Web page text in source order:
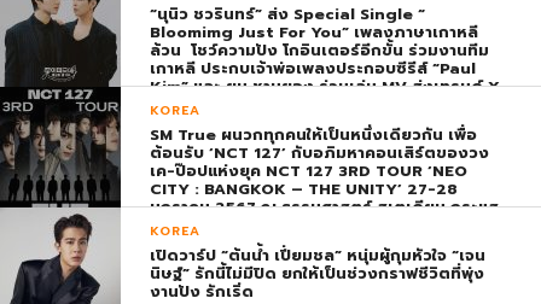
“นุนิว ชวรินทร์” ส่ง Special Single “
Bloomimg Just For You” เพลงภาษาเกาหลี
ล้วน โชว์ความปัง โกอินเตอร์อีกขั้น ร่วมงานทีม
เกาหลี ประกบเจ้าพ่อเพลงประกอบซีรีส์ “Paul
Kim” และ ยุน ชานยอง ร่วมเล่น MV ส่งเทรนด์ X
พุ่ง ติดอันดับ 1 โลก
KOREA
SM True ผนวกทุกคนให้เป็นหนึ่งเดียวกัน เพื่อ
ต้อนรับ ‘NCT 127’ กับอภิมหาคอนเสิร์ตของวง
เค-ป๊อปแห่งยุค NCT 127 3RD TOUR ‘NEO
CITY : BANGKOK – THE UNITY’ 27-28
มกราคม 2567 ณ ธรรมศาสตร์ สเตเดียม กระแส
ตอบรับยิ่งใหญ่สมการรอคอย บัตร SOLD OUT
ทุกที่นั่งทันทีที่เปิดจำหน่าย !
KOREA
เปิดวาร์ป “ต้นน้ำ เปี่ยมชล” หนุ่มผู้กุมหัวใจ “เจน
นิษฐ์” รักนี้ไม่มีปิด ยกให้เป็นช่วงกราฟชีวิตที่พุ่ง
งานปัง รักเริ่ด